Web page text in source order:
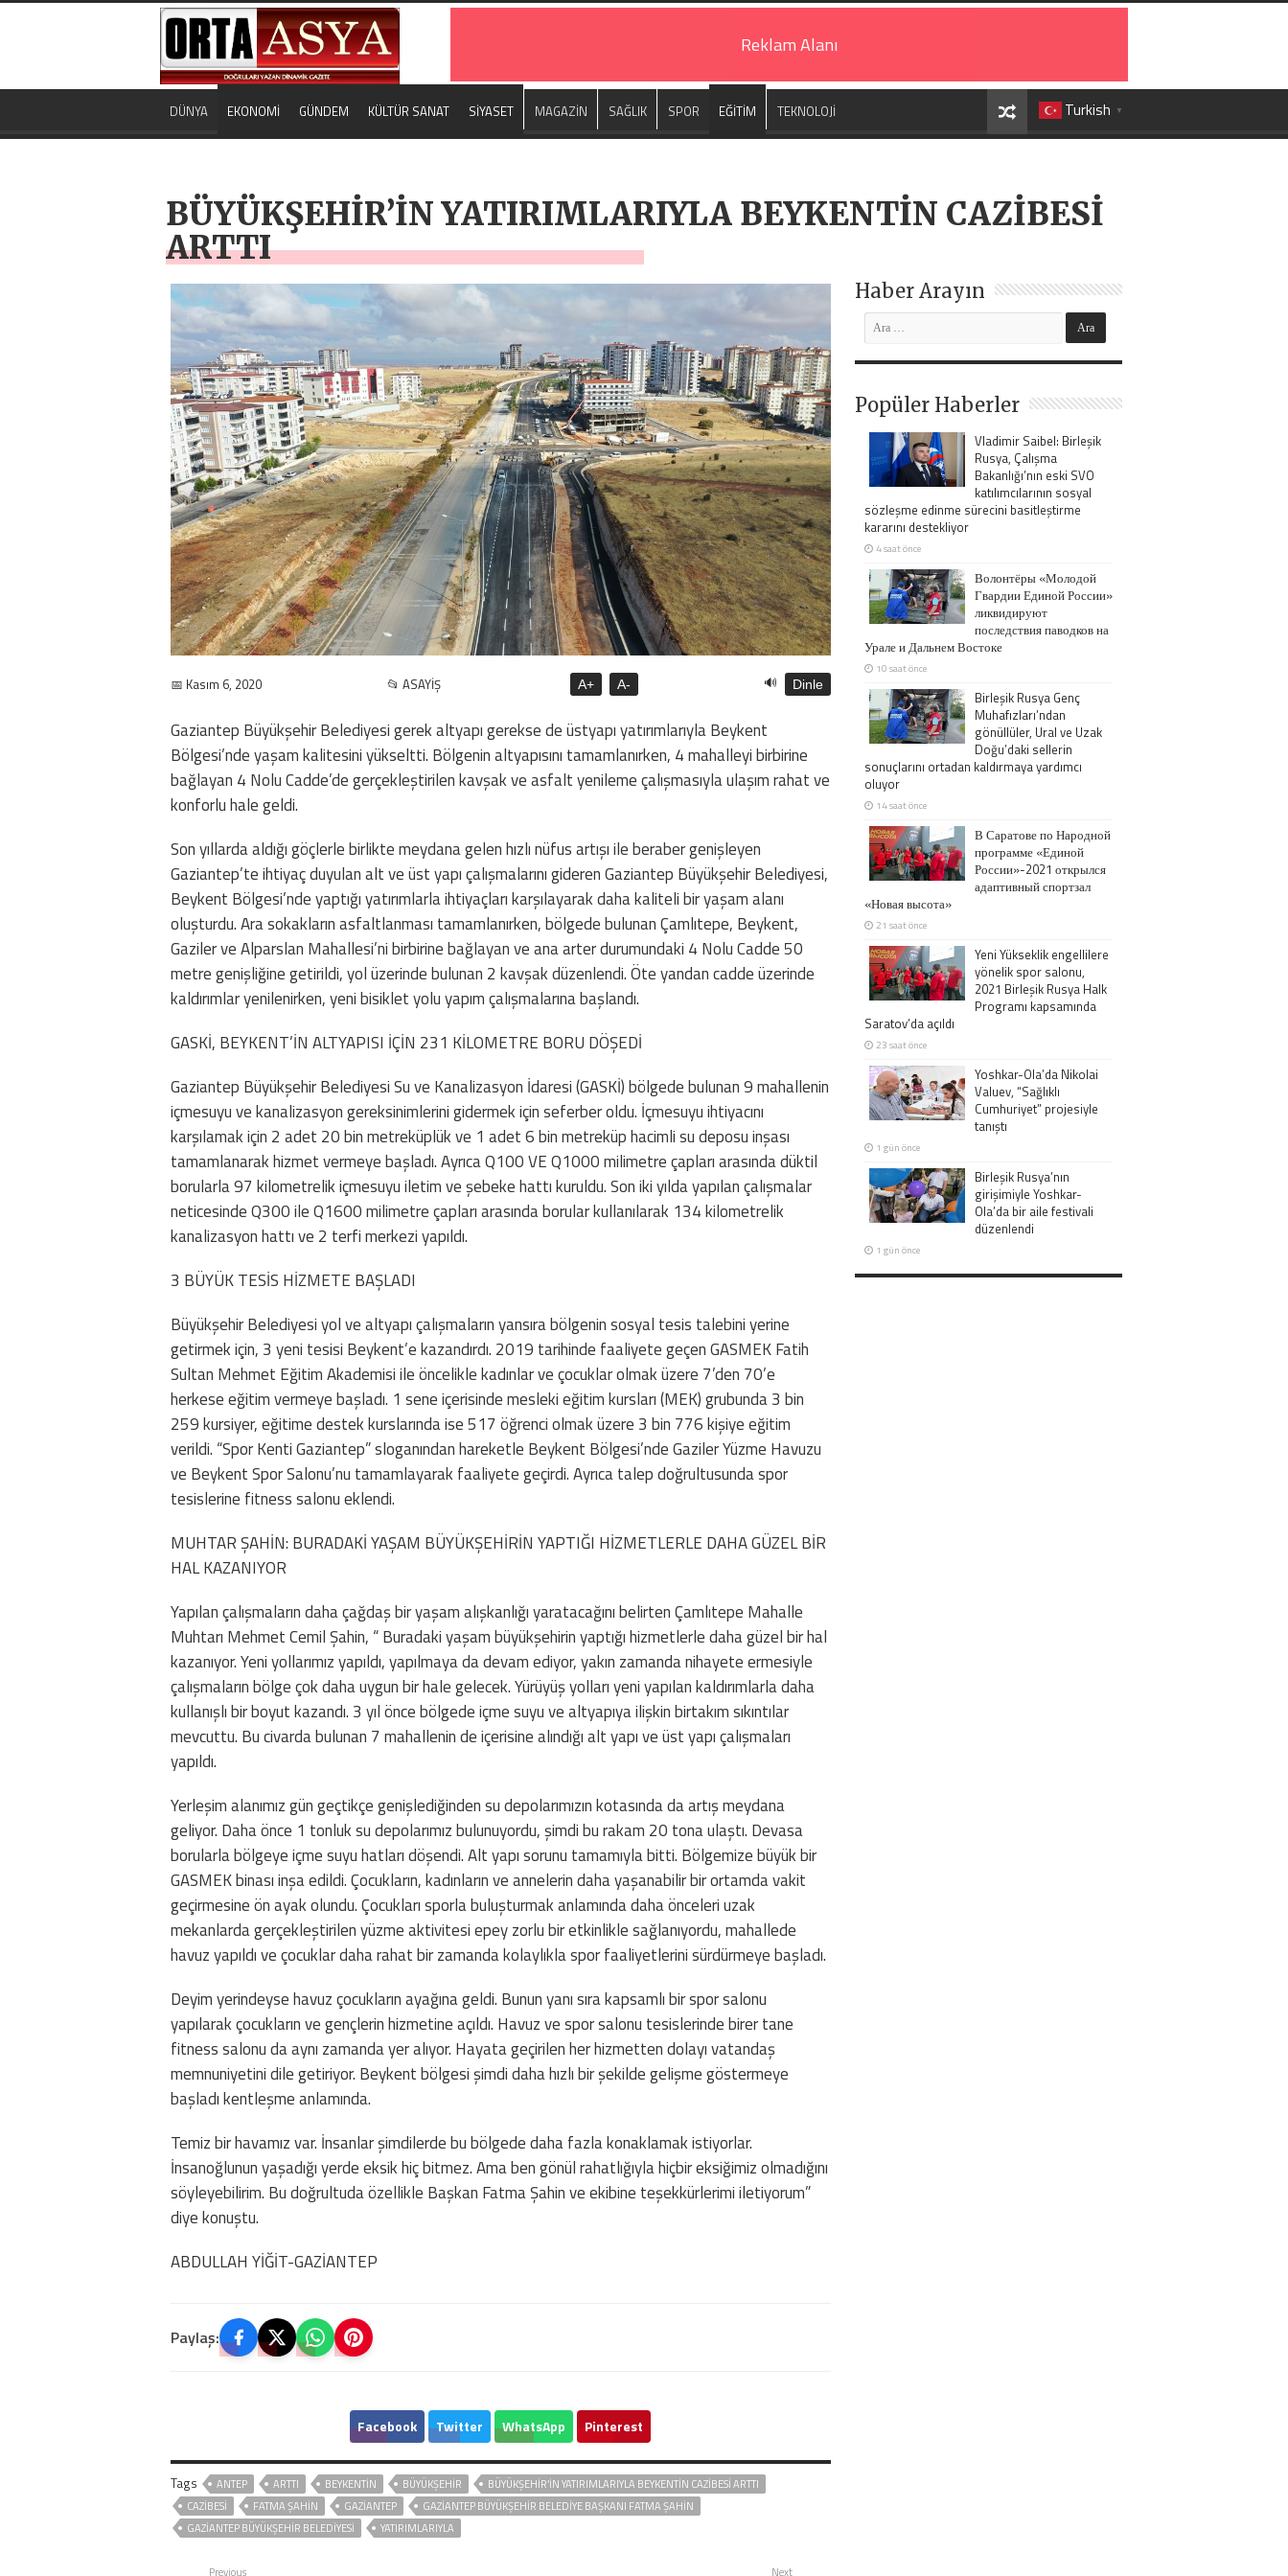
Reklam Alanı
Turkish ▼
DÜNYA EKONOMİ GÜNDEM KÜLTÜR SANAT SİYASET MAGAZİN SAĞLIK SPOR EĞİTİM TEKNOLOJİ
BÜYÜKŞEHİR’İN YATIRIMLARIYLA BEYKENTİN CAZİBESİ
ARTTI
📅 Kasım 6, 2020 📂 ASAYİŞ A+ A- 🔊 Dinle
Gaziantep Büyükşehir Belediyesi gerek altyapı gerekse de üstyapı yatırımlarıyla Beykent
Bölgesi’nde yaşam kalitesini yükseltti. Bölgenin altyapısını tamamlanırken, 4 mahalleyi birbirine
bağlayan 4 Nolu Cadde’de gerçekleştirilen kavşak ve asfalt yenileme çalışmasıyla ulaşım rahat ve
konforlu hale geldi.
Son yıllarda aldığı göçlerle birlikte meydana gelen hızlı nüfus artışı ile beraber genişleyen
Gaziantep’te ihtiyaç duyulan alt ve üst yapı çalışmalarını gideren Gaziantep Büyükşehir Belediyesi,
Beykent Bölgesi’nde yaptığı yatırımlarla ihtiyaçları karşılayarak daha kaliteli bir yaşam alanı
oluşturdu. Ara sokakların asfaltlanması tamamlanırken, bölgede bulunan Çamlıtepe, Beykent,
Gaziler ve Alparslan Mahallesi’ni birbirine bağlayan ve ana arter durumundaki 4 Nolu Cadde 50
metre genişliğine getirildi, yol üzerinde bulunan 2 kavşak düzenlendi. Öte yandan cadde üzerinde
kaldırımlar yenilenirken, yeni bisiklet yolu yapım çalışmalarına başlandı.
GASKİ, BEYKENT’İN ALTYAPISI İÇİN 231 KİLOMETRE BORU DÖŞEDİ
Gaziantep Büyükşehir Belediyesi Su ve Kanalizasyon İdaresi (GASKİ) bölgede bulunan 9 mahallenin
içmesuyu ve kanalizasyon gereksinimlerini gidermek için seferber oldu. İçmesuyu ihtiyacını
karşılamak için 2 adet 20 bin metreküplük ve 1 adet 6 bin metreküp hacimli su deposu inşası
tamamlanarak hizmet vermeye başladı. Ayrıca Q100 VE Q1000 milimetre çapları arasında düktil
borularla 97 kilometrelik içmesuyu iletim ve şebeke hattı kuruldu. Son iki yılda yapılan çalışmalar
neticesinde Q300 ile Q1600 milimetre çapları arasında borular kullanılarak 134 kilometrelik
kanalizasyon hattı ve 2 terfi merkezi yapıldı.
3 BÜYÜK TESİS HİZMETE BAŞLADI
Büyükşehir Belediyesi yol ve altyapı çalışmaların yansıra bölgenin sosyal tesis talebini yerine
getirmek için, 3 yeni tesisi Beykent’e kazandırdı. 2019 tarihinde faaliyete geçen GASMEK Fatih
Sultan Mehmet Eğitim Akademisi ile öncelikle kadınlar ve çocuklar olmak üzere 7’den 70’e
herkese eğitim vermeye başladı. 1 sene içerisinde mesleki eğitim kursları (MEK) grubunda 3 bin
259 kursiyer, eğitime destek kurslarında ise 517 öğrenci olmak üzere 3 bin 776 kişiye eğitim
verildi. “Spor Kenti Gaziantep” sloganından hareketle Beykent Bölgesi’nde Gaziler Yüzme Havuzu
ve Beykent Spor Salonu’nu tamamlayarak faaliyete geçirdi. Ayrıca talep doğrultusunda spor
tesislerine fitness salonu eklendi.
MUHTAR ŞAHİN: BURADAKİ YAŞAM BÜYÜKŞEHİRİN YAPTIĞI HİZMETLERLE DAHA GÜZEL BİR
HAL KAZANIYOR
Yapılan çalışmaların daha çağdaş bir yaşam alışkanlığı yaratacağını belirten Çamlıtepe Mahalle
Muhtarı Mehmet Cemil Şahin, “ Buradaki yaşam büyükşehirin yaptığı hizmetlerle daha güzel bir hal
kazanıyor. Yeni yollarımız yapıldı, yapılmaya da devam ediyor, yakın zamanda nihayete ermesiyle
çalışmaların bölge çok daha uygun bir hale gelecek. Yürüyüş yolları yeni yapılan kaldırımlarla daha
kullanışlı bir boyut kazandı. 3 yıl önce bölgede içme suyu ve altyapıya ilişkin birtakım sıkıntılar
mevcuttu. Bu civarda bulunan 7 mahallenin de içerisine alındığı alt yapı ve üst yapı çalışmaları
yapıldı.
Yerleşim alanımız gün geçtikçe genişlediğinden su depolarımızın kotasında da artış meydana
geliyor. Daha önce 1 tonluk su depolarımız bulunuyordu, şimdi bu rakam 20 tona ulaştı. Devasa
borularla bölgeye içme suyu hatları döşendi. Alt yapı sorunu tamamıyla bitti. Bölgemize büyük bir
GASMEK binası inşa edildi. Çocukların, kadınların ve annelerin daha yaşanabilir bir ortamda vakit
geçirmesine ön ayak olundu. Çocukları sporla buluşturmak anlamında daha önceleri uzak
mekanlarda gerçekleştirilen yüzme aktivitesi epey zorlu bir etkinlikle sağlanıyordu, mahallede
havuz yapıldı ve çocuklar daha rahat bir zamanda kolaylıkla spor faaliyetlerini sürdürmeye başladı.
Deyim yerindeyse havuz çocukların ayağına geldi. Bunun yanı sıra kapsamlı bir spor salonu
yapılarak çocukların ve gençlerin hizmetine açıldı. Havuz ve spor salonu tesislerinde birer tane
fitness salonu da aynı zamanda yer alıyor. Hayata geçirilen her hizmetten dolayı vatandaş
memnuniyetini dile getiriyor. Beykent bölgesi şimdi daha hızlı bir şekilde gelişme göstermeye
başladı kentleşme anlamında.
Temiz bir havamız var. İnsanlar şimdilerde bu bölgede daha fazla konaklamak istiyorlar.
İnsanoğlunun yaşadığı yerde eksik hiç bitmez. Ama ben gönül rahatlığıyla hiçbir eksiğimiz olmadığını
söyleyebilirim. Bu doğrultuda özellikle Başkan Fatma Şahin ve ekibine teşekkürlerimi iletiyorum”
diye konuştu.
ABDULLAH YİĞİT-GAZİANTEP
Paylaş:
Facebook Twitter WhatsApp Pinterest
Tags ANTEP ARTTI BEYKENTİN BÜYÜKŞEHİR
BÜYÜKŞEHİR’İN YATIRIMLARIYLA BEYKENTİN CAZİBESİ ARTTI
CAZİBESİ
FATMA ŞAHİN GAZIANTEP
GAZIANTEP BÜYÜKŞEHIR BELEDIYE BAŞKANI FATMA ŞAHIN
GAZİANTEP BÜYÜKŞEHİR BELEDİYESİ
YATIRIMLARIYLA
Previous Next
Haber Arayın
Popüler Haberler
Vladimir Saibel: Birleşik
Rusya, Çalışma
Bakanlığı’nın eski SVO
katılımcılarının sosyal
sözleşme edinme sürecini basitleştirme
kararını destekliyor
4 saat önce
Волонтёры «Молодой
Гвардии Единой России»
ликвидируют
последствия паводков на
Урале и Дальнем Востоке
10 saat önce
Birleşik Rusya Genç
Muhafızları’ndan
gönüllüler, Ural ve Uzak
Doğu’daki sellerin
sonuçlarını ortadan kaldırmaya yardımcı
oluyor
14 saat önce
В Саратове по Народной
программе «Единой
России»-2021 открылся
адаптивный спортзал
«Новая высота»
21 saat önce
Yeni Yükseklik engellilere
yönelik spor salonu,
2021 Birleşik Rusya Halk
Programı kapsamında
Saratov’da açıldı
23 saat önce
Yoshkar-Ola’da Nikolai
Valuev, “Sağlıklı
Cumhuriyet” projesiyle
tanıştı
1 gün önce
Birleşik Rusya’nın
girişimiyle Yoshkar-
Ola’da bir aile festivali
düzenlendi
1 gün önce